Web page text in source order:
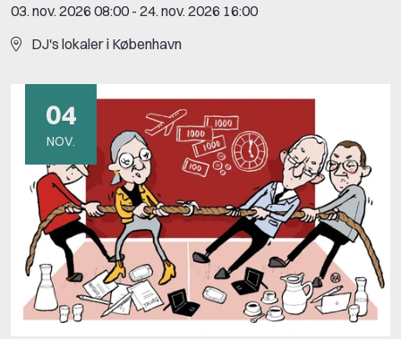
03. nov. 2026 08:00 - 24. nov. 2026 16:00
DJ's lokaler i København
04
NOV.